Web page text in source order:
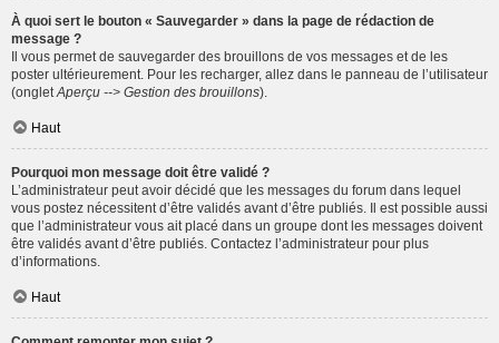
À quoi sert le bouton « Sauvegarder » dans la page de rédaction de
message ?
Il vous permet de sauvegarder des brouillons de vos messages et de les
poster ultérieurement. Pour les recharger, allez dans le panneau de l’utilisateur
(onglet Aperçu --> Gestion des brouillons).
Haut
Pourquoi mon message doit être validé ?
L’administrateur peut avoir décidé que les messages du forum dans lequel
vous postez nécessitent d’être validés avant d’être publiés. Il est possible aussi
que l’administrateur vous ait placé dans un groupe dont les messages doivent
être validés avant d’être publiés. Contactez l’administrateur pour plus
d’informations.
Haut